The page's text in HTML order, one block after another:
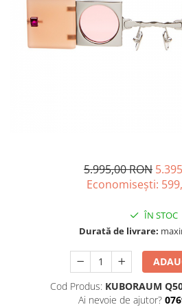
Materiale prețioase
Last Chance %
Materiale prețioase
Last chance %
DILEM
DIOR
GIORGIO ARMANI
5.995,00 RON
Economisești:
ÎN STOC
Durată de livrare:
Cod Produs: KUBORAUM
Ai nevoie de ajutor?